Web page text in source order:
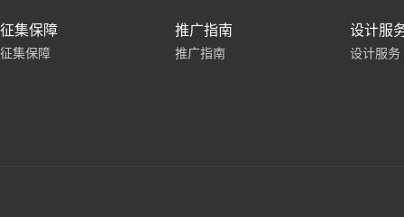
征集保障
征集保障
推广指南
推广指南
设计服
设计服务